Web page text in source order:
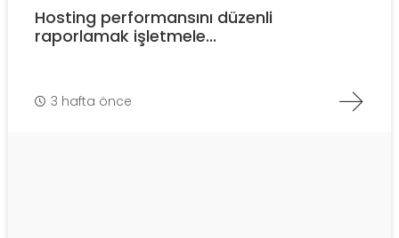
Hosting performansını düzenli
raporlamak işletmele...
3 hafta önce